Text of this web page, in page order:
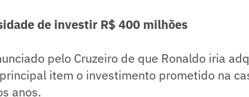
de investir R$ 400 milhões
pelo Cruzeiro de que Ronaldo iria
item o investimento prometido na
anos.